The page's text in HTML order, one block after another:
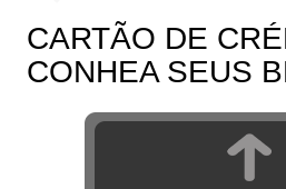
CARTÃO DE
CONHEA SEUS